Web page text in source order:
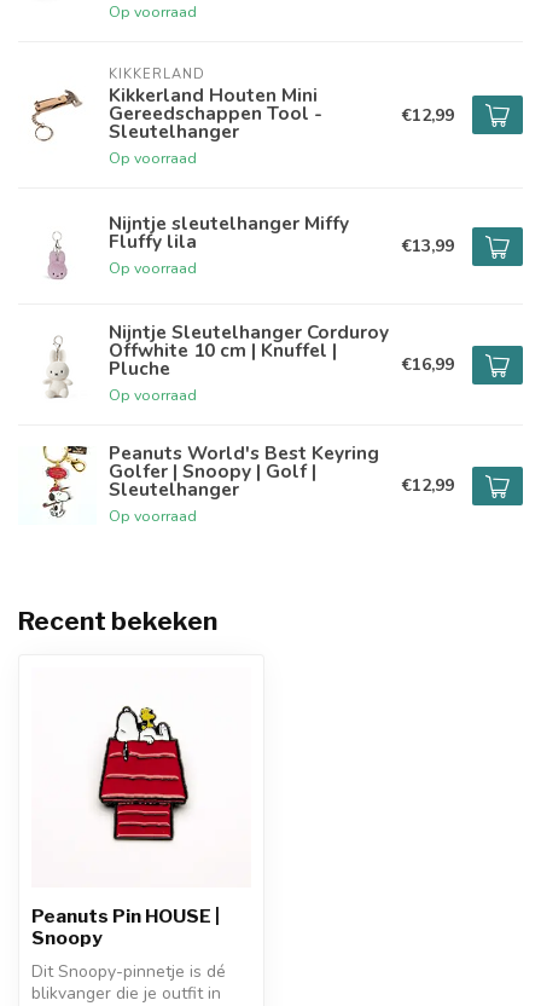
Op voorraad
KIKKERLAND
Kikkerland Houten Mini
Gereedschappen Tool -
Sleutelhanger
Op voorraad
€12,99
Nijntje sleutelhanger Miffy
Fluffy lila
Op voorraad
€13,99
Nijntje Sleutelhanger Corduroy
Offwhite 10 cm | Knuffel |
Pluche
Op voorraad
€16,99
Peanuts World's Best Keyring
Golfer | Snoopy | Golf |
Sleutelhanger
Op voorraad
€12,99
Recent bekeken
Peanuts Pin HOUSE |
Snoopy
Dit Snoopy-pinnetje is dé
blikvanger die je outfit in